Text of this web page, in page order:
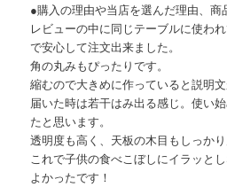
●購入の理由や当店を選んだ理由、商
レビューの中に同じテーブルに使わ
で安心して注文出来ました。
角の丸みもぴったりです。
縮むので大きめに作っていると説明
届いた時は若干はみ出る感じ。使い
たと思います。
透明度も高く、天板の木目もしっかり
これで子供の食べこぼしにイラッと
よかったです！